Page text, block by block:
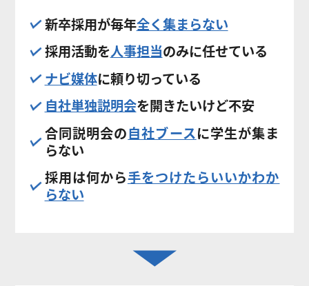
新卒採用が毎年全く集まらない
採用活動を人事担当のみに任せている
ナビ媒体に頼り切っている
自社単独説明会を開きたいけど不安
合同説明会の自社ブースに学生が集ま
らない
採用は何から手をつけたらいいかわか
らない